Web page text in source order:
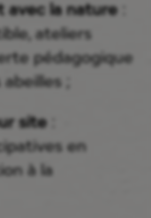
avec la nature:
ateliers
pédagogique
;
site:
en
à la